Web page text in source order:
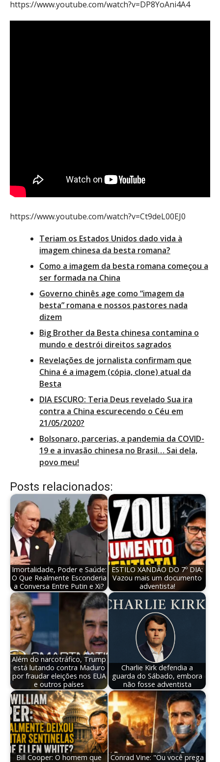
https://www.youtube.com/watch?v=DP8YoAni4A4
https://www.youtube.com/watch?v=Ct9deL00EJ0
Teriam os Estados Unidos dado vida à
imagem chinesa da besta romana?
Como a imagem da besta romana começou a
ser formada na China
Governo chinês age como “imagem da
besta” romana e nossos pastores nada
dizem
Big Brother da Besta chinesa contamina o
mundo e destrói direitos sagrados
Revelações de jornalista confirmam que
China é a imagem (cópia, clone) atual da
Besta
DIA ESCURO: Teria Deus revelado Sua ira
contra a China escurecendo o Céu em
21/05/2020?
Bolsonaro, parcerias, a pandemia da COVID-
19 e a invasão chinesa no Brasil… Sai dela,
povo meu!
Posts relacionados:
Imortalidade, Poder e Saúde:
O Que Realmente Esconderia
a Conversa Entre Putin e Xi?
ESTILO XANDÃO DO 7º DIA:
Vazou mais um documento
adventista!
Além do narcotráfico, Trump
está lutando contra Maduro
por fraudar eleições nos EUA
e outros países
Charlie Kirk defendia a
guarda do Sábado, embora
não fosse adventista
Bill Cooper: O homem que
Conrad Vine: "Ou você prega